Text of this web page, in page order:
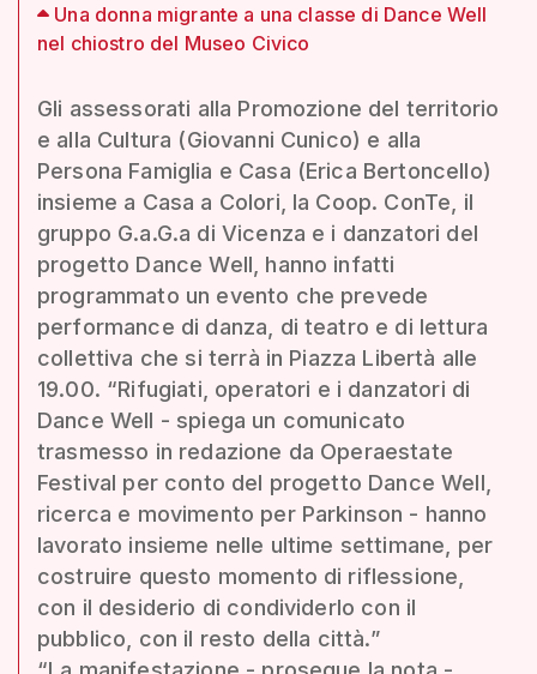
Una donna migrante a una classe di Dance Well
nel chiostro del Museo Civico
Gli assessorati alla Promozione del territorio
e alla Cultura (Giovanni Cunico) e alla
Persona Famiglia e Casa (Erica Bertoncello)
insieme a Casa a Colori, la Coop. ConTe, il
gruppo G.a.G.a di Vicenza e i danzatori del
progetto Dance Well, hanno infatti
programmato un evento che prevede
performance di danza, di teatro e di lettura
collettiva che si terrà in Piazza Libertà alle
19.00. “Rifugiati, operatori e i danzatori di
Dance Well - spiega un comunicato
trasmesso in redazione da Operaestate
Festival per conto del progetto Dance Well,
ricerca e movimento per Parkinson - hanno
lavorato insieme nelle ultime settimane, per
costruire questo momento di riflessione,
con il desiderio di condividerlo con il
pubblico, con il resto della città.”